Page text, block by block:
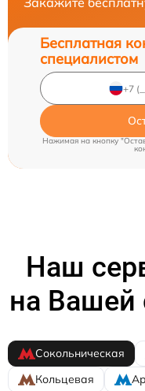
Бесплатная
специалистом
Нажимая на кнопку
Наш
на Вашей
Сокольническая
Кольцевая